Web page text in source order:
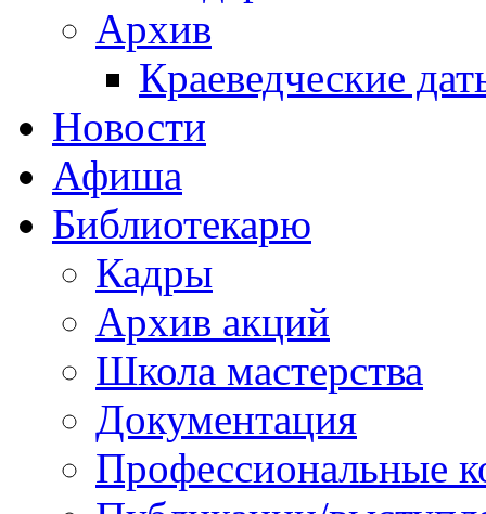
Архив
Краеведческие
Новости
Афиша
Библиотекарю
Кадры
Архив акций
Школа мастерства
Документация
Профессиональные